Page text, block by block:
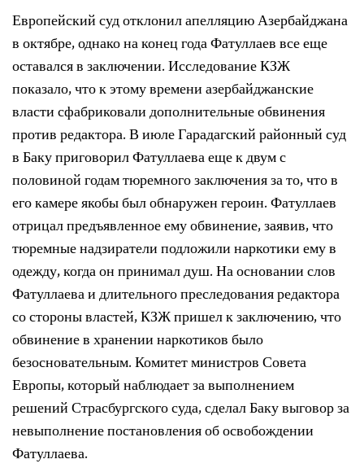
Европейский суд отклонил апелляцию Азербайджана
в октябре, однако на конец года Фатуллаев все еще
оставался в заключении. Исследование КЗЖ
показало, что к этому времени азербайджанские
власти сфабриковали дополнительные обвинения
против редактора. В июле Гарадагский районный суд
в Баку приговорил Фатуллаева еще к двум с
половиной годам тюремного заключения за то, что в
его камере якобы был обнаружен героин. Фатуллаев
отрицал предъявленное ему обвинение, заявив, что
тюремные надзиратели подложили наркотики ему в
одежду, когда он принимал душ. На основании слов
Фатуллаева и длительного преследования редактора
со стороны властей, КЗЖ пришел к заключению, что
обвинение в хранении наркотиков было
безосновательным. Комитет министров Совета
Европы, который наблюдает за выполнением
решений Страсбургского суда, сделал Баку выговор за
невыполнение постановления об освобождении
Фатуллаева.